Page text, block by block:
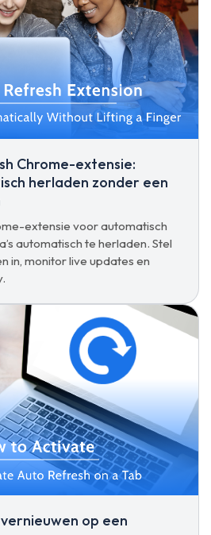
Chrome-extensie:
herladen zonder een
extensie voor automatisch
automatisch te herladen. Stel
in, monitor live updates en
op een